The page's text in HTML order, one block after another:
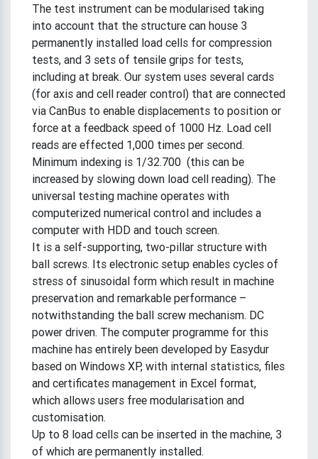
The test instrument can be modularised taking
into account that the structure can house 3
permanently installed load cells for compression
tests, and 3 sets of tensile grips for tests,
including at break. Our system uses several cards
(for axis and cell reader control) that are connected
via CanBus to enable displacements to position or
force at a feedback speed of 1000 Hz. Load cell
reads are effected 1,000 times per second.
Minimum indexing is 1/32.700 (this can be
increased by slowing down load cell reading). The
universal testing machine operates with
computerized numerical control and includes a
computer with HDD and touch screen.
It is a self-supporting, two-pillar structure with
ball screws. Its electronic setup enables cycles of
stress of sinusoidal form which result in machine
preservation and remarkable performance –
notwithstanding the ball screw mechanism. DC
power driven. The computer programme for this
machine has entirely been developed by Easydur
based on Windows XP, with internal statistics, files
and certificates management in Excel format,
which allows users free modularisation and
customisation.
Up to 8 load cells can be inserted in the machine, 3
of which are permanently installed.